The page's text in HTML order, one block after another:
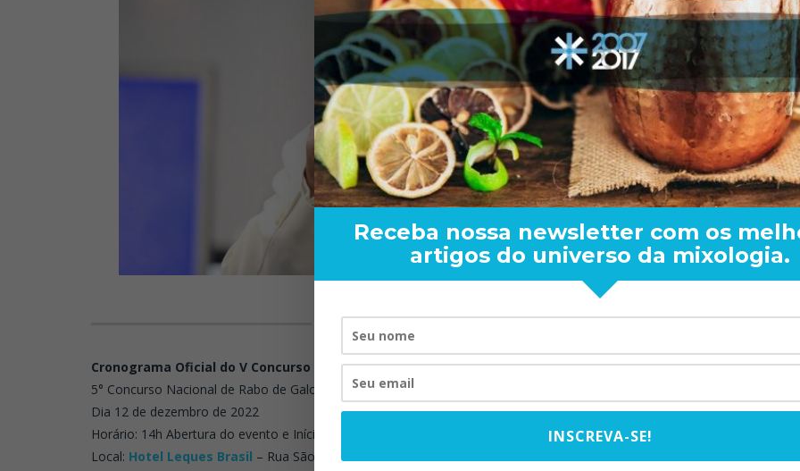
CRONOGRAMA OFICIAL
Cronograma Oficial do V Concurso Nacional de Rabo de Galo:
5° Concurso Nacional de Rabo de Galo
Dia 12 de dezembro de 2022
Horário: 14h Abertura do evento e Início das competições
Local: Hotel Leques Brasil – Rua São Joaquim, 216 – Liberdade SP.
RAND BARTENDER: DE BOA
VISTA PARA O MUNDO
TOM OLIVEIRA –
Receba nossa newsletter com os
artigos do universo da mixologia.
INSCREVA-SE!